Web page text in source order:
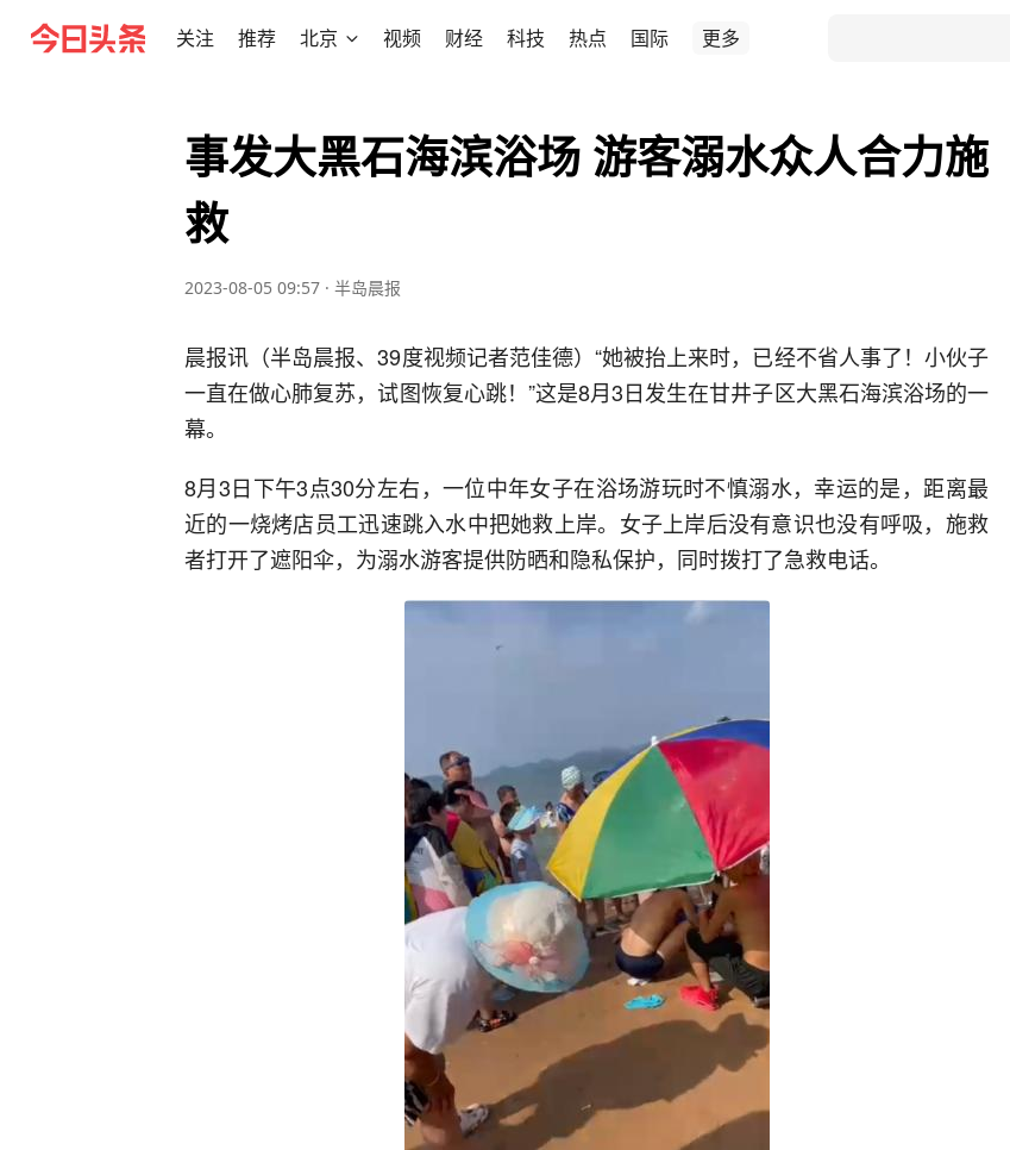
关注 推荐 北京 视频 财经 科技 热点 国际 更多
事发大黑石海滨浴场 游客溺水众人合力施
救
2023-08-05 09:57 · 半岛晨报
晨报讯（半岛晨报、39度视频记者范佳德）“她被抬上来时，已经不省人事了！小伙子
一直在做心肺复苏，试图恢复心跳！”这是8月3日发生在甘井子区大黑石海滨浴场的一
幕。
8月3日下午3点30分左右，一位中年女子在浴场游玩时不慎溺水，幸运的是，距离最
近的一烧烤店员工迅速跳入水中把她救上岸。女子上岸后没有意识也没有呼吸，施救
者打开了遮阳伞，为溺水游客提供防晒和隐私保护，同时拨打了急救电话。